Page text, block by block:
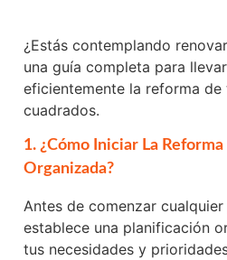
¿Estás contemplando
una guía completa para
eficientemente la reforma
cuadrados.
1. ¿Cómo Iniciar La
Organizada?
Antes de comenzar
establece una planificación
tus necesidades y